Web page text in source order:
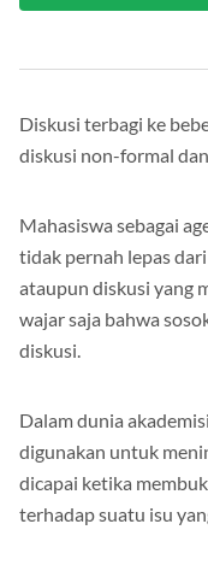
Diskusi terbagi ke
diskusi non-formal
Mahasiswa sebagai
tidak pernah lepas
ataupun diskusi yang
wajar saja bahwa
diskusi.
Dalam dunia
digunakan untuk
dicapai ketika
terhadap suatu isu